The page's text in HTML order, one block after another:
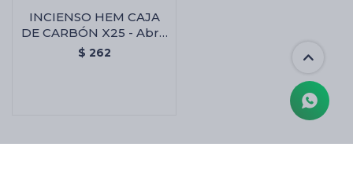
INCIENSO HEM CAJA
DE CARBÓN X25 - Abre
Camino
$ 262